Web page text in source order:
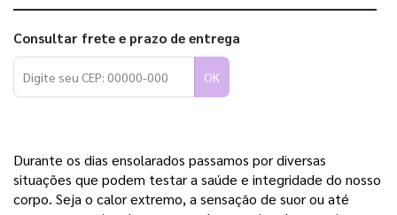
Consultar frete e prazo de entrega
OK
Durante os dias ensolarados passamos por diversas
situações que podem testar a saúde e integridade do nosso
corpo. Seja o calor extremo, a sensação de suor ou até